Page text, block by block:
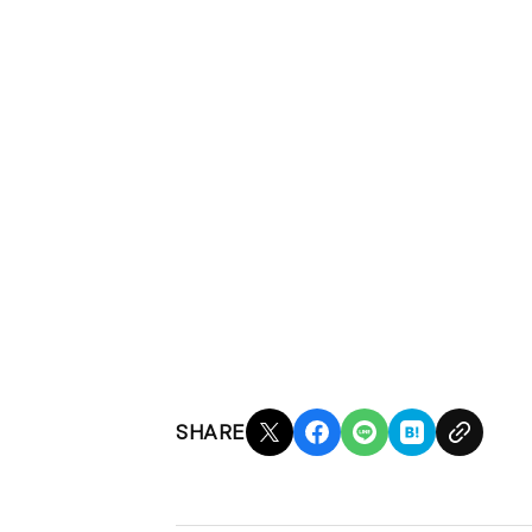
SHARE